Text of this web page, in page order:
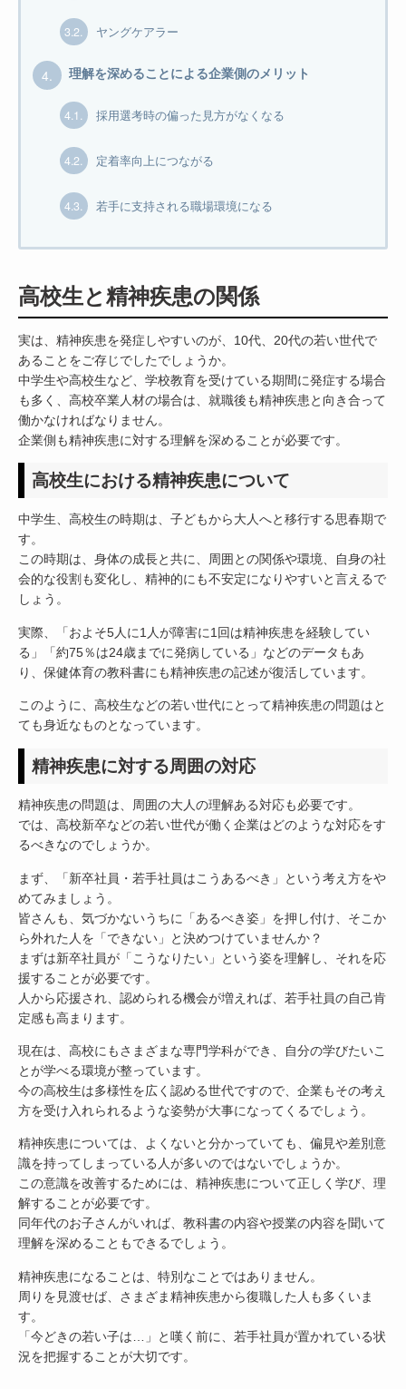
3.2. ヤングケアラー
4. 理解を深めることによる企業側のメリット
4.1. 採用選考時の偏った見方がなくなる
4.2. 定着率向上につながる
4.3. 若手に支持される職場環境になる
高校生と精神疾患の関係
実は、精神疾患を発症しやすいのが、10代、20代の若い世代で
あることをご存じでしたでしょうか。
中学生や高校生など、学校教育を受けている期間に発症する場合
も多く、高校卒業人材の場合は、就職後も精神疾患と向き合って
働かなければなりません。
企業側も精神疾患に対する理解を深めることが必要です。
高校生における精神疾患について
中学生、高校生の時期は、子どもから大人へと移行する思春期で
す。
この時期は、身体の成長と共に、周囲との関係や環境、自身の社
会的な役割も変化し、精神的にも不安定になりやすいと言えるで
しょう。
実際、「およそ5人に1人が障害に1回は精神疾患を経験してい
る」「約75％は24歳までに発病している」などのデータもあ
り、保健体育の教科書にも精神疾患の記述が復活しています。
このように、高校生などの若い世代にとって精神疾患の問題はと
ても身近なものとなっています。
精神疾患に対する周囲の対応
精神疾患の問題は、周囲の大人の理解ある対応も必要です。
では、高校新卒などの若い世代が働く企業はどのような対応をす
るべきなのでしょうか。
まず、「新卒社員・若手社員はこうあるべき」という考え方をや
めてみましょう。
皆さんも、気づかないうちに「あるべき姿」を押し付け、そこか
ら外れた人を「できない」と決めつけていませんか？
まずは新卒社員が「こうなりたい」という姿を理解し、それを応
援することが必要です。
人から応援され、認められる機会が増えれば、若手社員の自己肯
定感も高まります。
現在は、高校にもさまざまな専門学科ができ、自分の学びたいこ
とが学べる環境が整っています。
今の高校生は多様性を広く認める世代ですので、企業もその考え
方を受け入れられるような姿勢が大事になってくるでしょう。
精神疾患については、よくないと分かっていても、偏見や差別意
識を持ってしまっている人が多いのではないでしょうか。
この意識を改善するためには、精神疾患について正しく学び、理
解することが必要です。
同年代のお子さんがいれば、教科書の内容や授業の内容を聞いて
理解を深めることもできるでしょう。
精神疾患になることは、特別なことではありません。
周りを見渡せば、さまざま精神疾患から復職した人も多くいま
す。
「今どきの若い子は…」と嘆く前に、若手社員が置かれている状
況を把握することが大切です。